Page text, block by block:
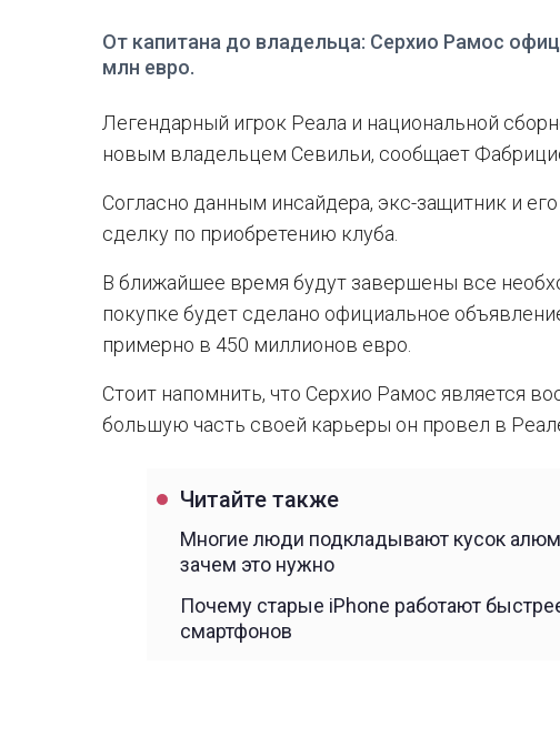
От капитана до владельца: Серхио Рамос
млн евро.
Легендарный игрок Реала и национальной
новым владельцем Севильи, сообщает
Согласно данным инсайдера, экс-защитник и
сделку по приобретению клуба.
В ближайшее время будут завершены все
покупке будет сделано официальное
примерно в 450 миллионов евро.
Стоит напомнить, что Серхио Рамос является
большую часть своей карьеры он провел в
Читайте также
Многие люди подкладывают кусок
зачем это нужно
Почему старые iPhone работают
смартфонов